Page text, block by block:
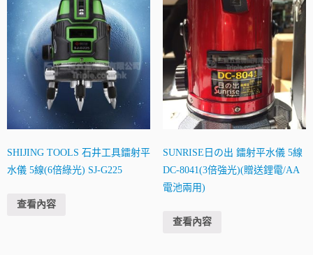
SHIJING TOOLS 石井工具鐳射平
水儀 5線(6倍綠光) SJ-G225
查看內容
SUNRISE日の出 鐳射平水儀 5線
DC-8041(3倍強光)(贈送鋰電/AA
電池兩用)
查看內容